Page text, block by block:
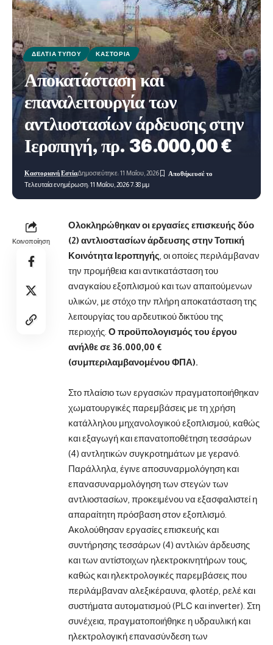
ΔΕΛΤΊΑ ΤΎΠΟΥ ΚΑΣΤΟΡΙΆ
Αποκατάσταση και
επαναλειτουργία των
αντλιοστασίων άρδευσης στην
Ιεροπηγή, πρ. 36.000,00 €
Τελευταία ενημέρωση: 11 Μαΐου, 2026 7:38 μμ
Καστοριανή ΕστίαΔημοσιεύτηκε: 11 Μαΐου, 2026
Κοινοποίηση
Ολοκληρώθηκαν οι εργασίες επισκευής δύο
(2) αντλιοστασίων άρδευσης στην Τοπική
Κοινότητα Ιεροπηγής , οι οποίες περιλάμβαναν
την προμήθεια και αντικατάστασητου
αναγκαίου εξοπλισμού και των απαιτούμενων
υλικών, με στόχο την πλήρη αποκατάσταση της
λειτουργίας του αρδευτικού δικτύου της
περιοχής. Ο προϋπολογισμός του έργου
ανήλθε σε 36.000,00 €
(συμπεριλαμβανομένου ΦΠΑ).
Στο πλαίσιο των εργασιών πραγματοποιήθηκαν
χωματουργικές παρεμβάσεις με τη χρήση
κατάλληλου μηχανολογικού εξοπλισμού, καθώς
και εξαγωγή και επανατοποθέτηση τεσσάρων
(4) αντλητικών συγκροτημάτων με γερανό.
Παράλληλα, έγινε αποσυναρμολόγηση και
επανασυναρμολόγηση των στεγών των
αντλιοστασίων, προκειμένου να εξασφαλιστεί η
απαραίτητη πρόσβαση στον εξοπλισμό.
Ακολούθησαν εργασίες επισκευής και
συντήρησης τεσσάρων (4) αντλιών άρδευσης
και των αντίστοιχων ηλεκτροκινητήρων τους,
καθώς και ηλεκτρολογικές παρεμβάσεις που
περιλάμβαναν αλεξικέραυνα, φλοτέρ, ρελέ και
συστήματα αυτοματισμού (PLC και inverter). Στη
συνέχεια, πραγματοποιήθηκε η υδραυλική και
ηλεκτρολογική επανασύνδεση των